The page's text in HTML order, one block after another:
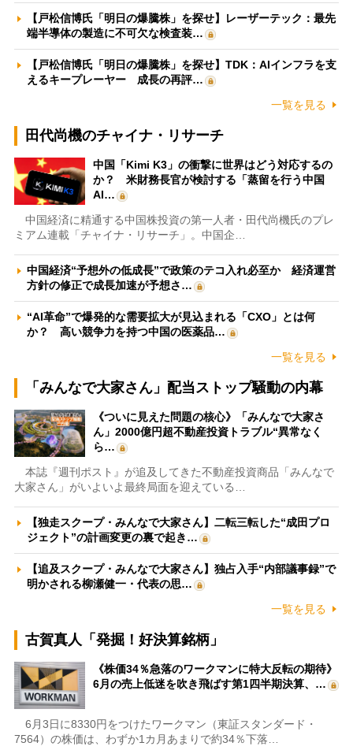
【戸松信博氏「明日の爆騰株」を探せ】レーザーテック：最先
端半導体の製造に不可欠な検査装…
【戸松信博氏「明日の爆騰株」を探せ】TDK：AIインフラを支
えるキープレーヤー 成長の再評…
一覧を見る
田代尚機のチャイナ・リサーチ
中国「Kimi K3」の衝撃に世界はどう対応するの
か？ 米財務長官が検討する「蒸留を行う中国
AI…
中国経済に精通する中国株投資の第一人者・田代尚機氏のプレ
ミアム連載「チャイナ・リサーチ」。中国企…
中国経済“予想外の低成長”で政策のテコ入れ必至か 経済運営
方針の修正で成長加速が予想さ…
“AI革命”で爆発的な需要拡大が見込まれる「CXO」とは何
か？ 高い競争力を持つ中国の医薬品…
一覧を見る
「みんなで大家さん」配当ストップ騒動の内幕
《ついに見えた問題の核心》「みんなで大家さ
ん」2000億円超不動産投資トラブル“異常なく
ら…
本誌『週刊ポスト』が追及してきた不動産投資商品「みんなで
大家さん」がいよいよ最終局面を迎えている…
【独走スクープ・みんなで大家さん】二転三転した“成田プロ
ジェクト”の計画変更の裏で起き…
【追及スクープ・みんなで大家さん】独占入手“内部議事録”で
明かされる柳瀬健一・代表の思…
一覧を見る
古賀真人「発掘！好決算銘柄」
《株価34％急落のワークマンに特大反転の期待》
6月の売上低迷を吹き飛ばす第1四半期決算、…
6月3日に8330円をつけたワークマン（東証スタンダード・
7564）の株価は、わずか1カ月あまりで約34％下落…